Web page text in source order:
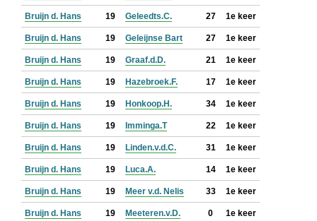
Bruijn d. Hans 19 Geleedts.C. 27 1e keer
Bruijn d. Hans 19 Geleijnse Bart 27 1e keer
Bruijn d. Hans 19 Graaf.d.D. 21 1e keer
Bruijn d. Hans 19 Hazebroek.F. 17 1e keer
Bruijn d. Hans 19 Honkoop.H. 34 1e keer
Bruijn d. Hans 19 Imminga.T 22 1e keer
Bruijn d. Hans 19 Linden.v.d.C. 31 1e keer
Bruijn d. Hans 19 Luca.A. 14 1e keer
Bruijn d. Hans 19 Meer v.d. Nelis 33 1e keer
Bruijn d. Hans 19 Meeteren.v.D. 0 1e keer